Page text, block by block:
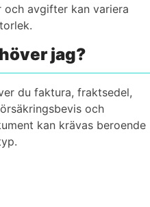
och avgifter kan variera
jag?
du faktura, fraktsedel,
och
kan krävas beroende